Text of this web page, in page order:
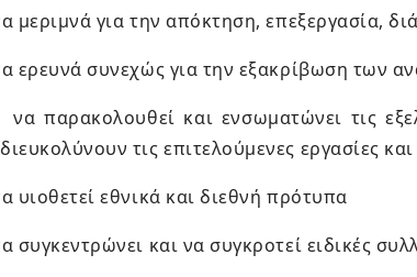
μεριμνά για την απόκτηση, επεξεργασία,
ερευνά συνεχώς για την εξακρίβωση των
να παρακολουθεί και ενσωματώνει τις
διευκολύνουν τις επιτελούμενες εργασίες
υιοθετεί εθνικά και διεθνή πρότυπα
συγκεντρώνει και να συγκροτεί ειδικές